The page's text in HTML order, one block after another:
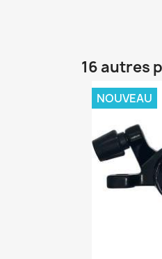
16 autres
NOUVEAU